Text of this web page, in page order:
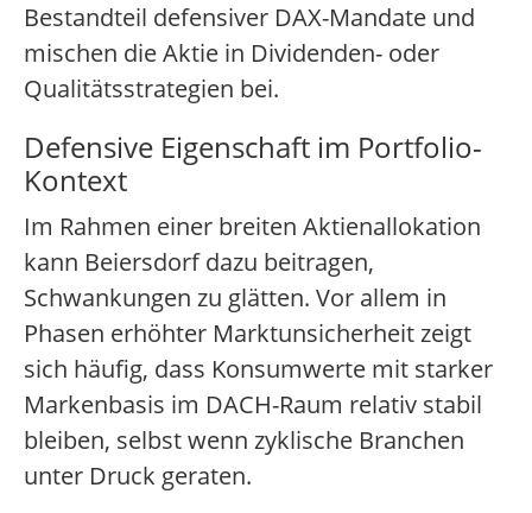
Bestandteil defensiver DAX-Mandate und
mischen die Aktie in Dividenden- oder
Qualitätsstrategien bei.
Defensive Eigenschaft im Portfolio-
Kontext
Im Rahmen einer breiten Aktienallokation
kann Beiersdorf dazu beitragen,
Schwankungen zu glätten. Vor allem in
Phasen erhöhter Marktunsicherheit zeigt
sich häufig, dass Konsumwerte mit starker
Markenbasis im DACH-Raum relativ stabil
bleiben, selbst wenn zyklische Branchen
unter Druck geraten.